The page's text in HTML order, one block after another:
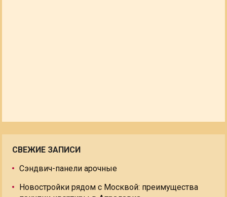
СВЕЖИЕ ЗАПИСИ
Сэндвич-панели арочные
Новостройки рядом с Москвой: преимущества